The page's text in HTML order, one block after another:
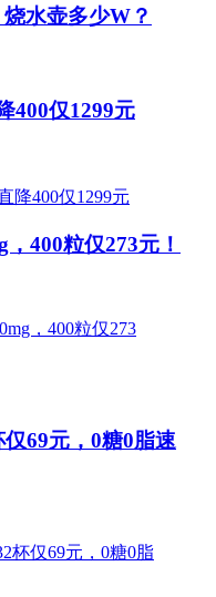
水壶多少W？
400仅1299元
400粒仅273元！
69元，0糖0脂速